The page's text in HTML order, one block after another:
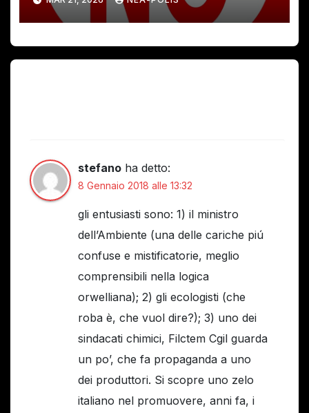
stefano ha detto:
8 Gennaio 2018 alle 13:32
gli entusiasti sono: 1) il ministro
dell’Ambiente (una delle cariche piú
confuse e mistificatorie, meglio
comprensibili nella logica
orwelliana); 2) gli ecologisti (che
roba è, che vuol dire?); 3) uno dei
sindacati chimici, Filctem Cgil guarda
un po’, che fa propaganda a uno
dei produttori. Si scopre uno zelo
italiano nel promuovere, anni fa, i